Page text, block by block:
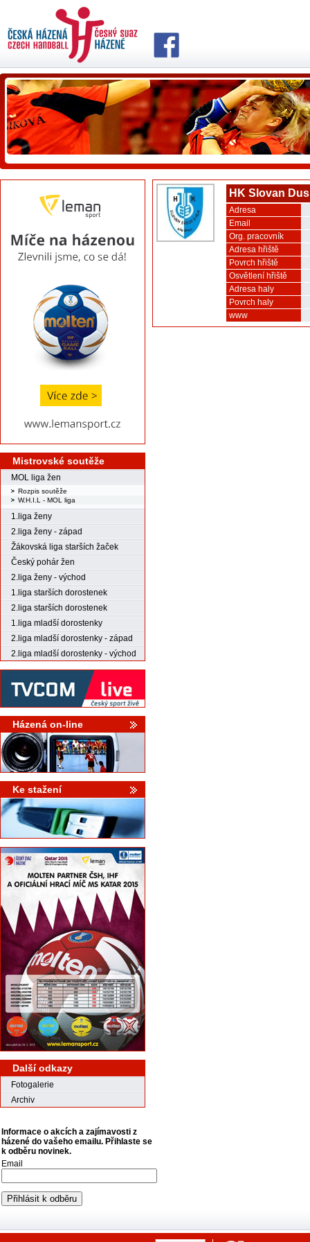
Mistrovské soutěže
MOL liga žen
Rozpis soutěže
W.H.I.L - MOL liga
1.liga ženy
2.liga ženy - západ
Žákovská liga starších žaček
Český pohár žen
2.liga ženy - východ
1.liga starších dorostenek
2.liga starších dorostenek
1.liga mladší dorostenky
2.liga mladší dorostenky - západ
2.liga mladší dorostenky - východ
Házená on-line
Ke stažení
Další odkazy
Fotogalerie
Archiv
Informace o akcích a zajímavosti z
házené do vašeho emailu. Přihlaste se
k odběru novinek.
Email
HK Slovan
Adresa
Email
Org. pracovník
Adresa hřiště
Povrch hřiště
Osvětlení hřiště
Adresa haly
Povrch haly
www